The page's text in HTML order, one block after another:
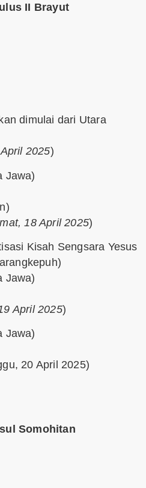
II Brayut
dimulai dari Utara
2025)
Jawa)
18 April 2025)
Kisah Sengsara Yesus
Jawa)
April 2025)
Jawa)
20 April 2025)
Somohitan